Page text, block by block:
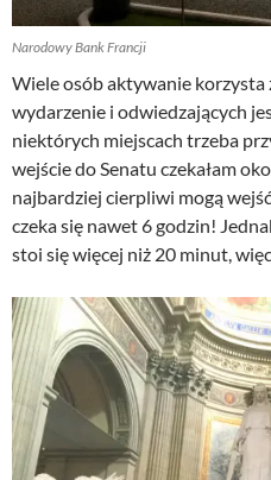
Narodowy Bank Francji
Wiele osób aktywanie
wydarzenie i odwiedzających
niektórych miejscach trzeba
wejście do Senatu czekałam
najbardziej cierpliwi mogą
czeka się nawet 6 godzin!
stoi się więcej niż 20 minut,